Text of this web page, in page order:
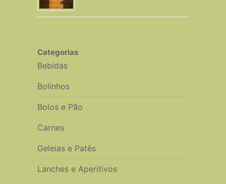
14 Junho, 2023
Categorias
Bebidas
Bolinhos
Bolos e Pão
Carnes
Geleias e Patês
Lanches e Aperitivos